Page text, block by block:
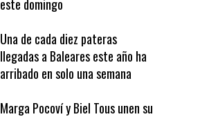
máxima por riesgo de incendio
este domingo
llegadas a Baleares este año ha